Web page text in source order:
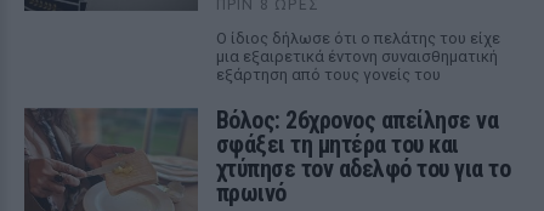
ΠΡΙΝ 8 ΏΡΕΣ
Ο ίδιος δήλωσε ότι ο πελάτης του είχε
μια εξαιρετικά έντονη συναισθηματική
εξάρτηση από τους γονείς του
Βόλος: 26χρονος απείλησε να
σφάξει τη μητέρα του και
χτύπησε τον αδελφό του για το
πρωινό